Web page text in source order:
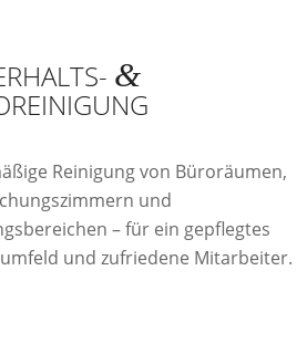
&
Reinigung von Büroräumen,
und
– für ein gepflegtes
und zufriedene Mitarbeiter.